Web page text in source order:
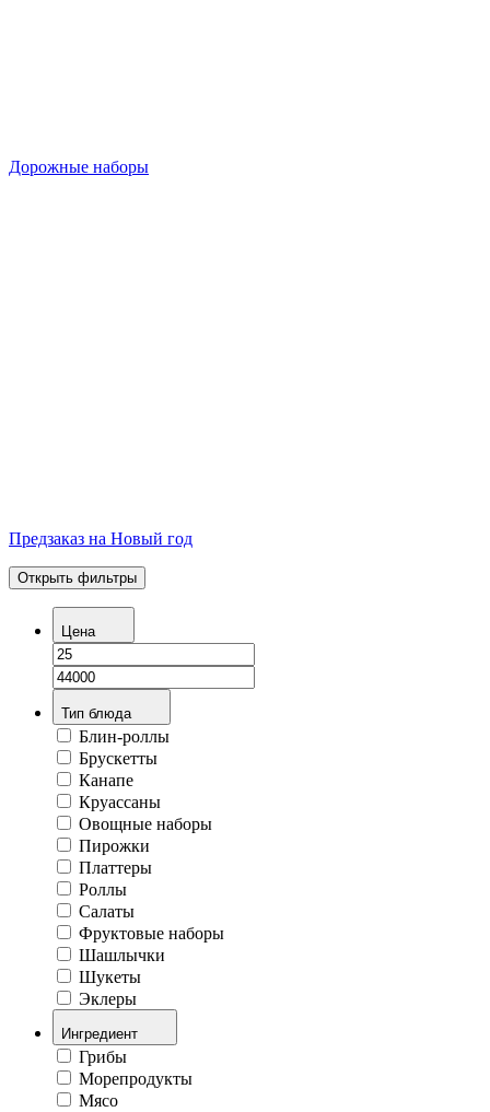
Дорожные наборы
Предзаказ на Новый год
Открыть фильтры
Цена
Тип блюда
Блин-роллы
Брускетты
Канапе
Круассаны
Овощные наборы
Пирожки
Платтеры
Роллы
Салаты
Фруктовые наборы
Шашлычки
Шукеты
Эклеры
Ингредиент
Грибы
Морепродукты
Мясо